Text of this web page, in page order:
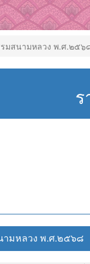
มสนามหลวง พ.ศ.๒๕๖
ามหลวง พ.ศ.๒๕๖๘